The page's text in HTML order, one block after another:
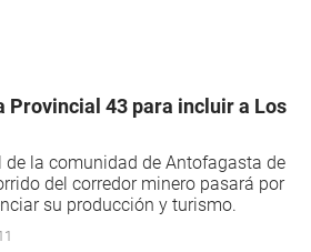
Provincial 43 para incluir a Los
la comunidad de Antofagasta de
del corredor minero pasará por
su producción y turismo.